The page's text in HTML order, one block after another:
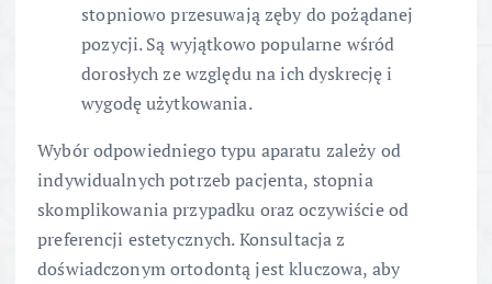
stopniowo przesuwają zęby do pożądanej
pozycji. Są wyjątkowo popularne wśród
dorosłych ze względu na ich dyskrecję i
wygodę użytkowania.
Wybór odpowiedniego typu aparatu zależy od
indywidualnych potrzeb pacjenta, stopnia
skomplikowania przypadku oraz oczywiście od
preferencji estetycznych. Konsultacja z
doświadczonym ortodontą jest kluczowa, aby